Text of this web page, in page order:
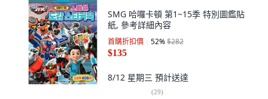
SMG 哈囉卡頓 第1~15季 特別圖鑑貼
紙, 參考詳細內容
首購折扣價 52%$282
$135
8/12 星期三 預計送達
(29)